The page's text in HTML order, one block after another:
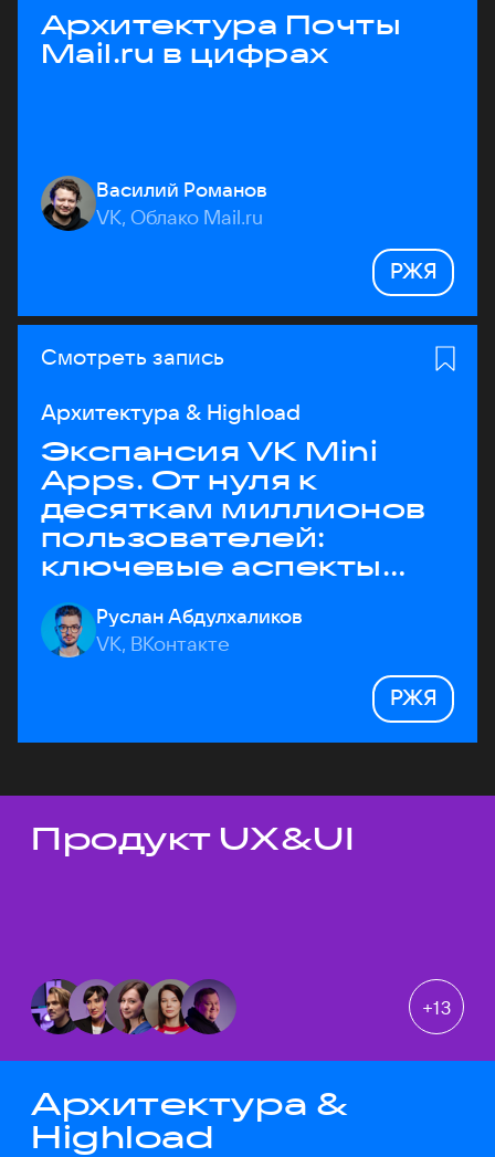
Архитектура Почты
Mail.ru в цифрах
Василий Романов
VK, Облако Mail.ru
РЖЯ
Смотреть запись
Архитектура & Highload
Экспансия VK Mini
Apps. От нуля к
десяткам миллионов
пользователей:
ключевые аспекты
архитектуры
Руслан Абдулхаликов
VK, ВКонтакте
РЖЯ
Темы докладов
Продукт UX&UI
+13
Архитектура &
Highload